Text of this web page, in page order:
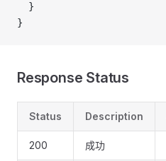
  }
}
Response Status
Status Description
200 成功